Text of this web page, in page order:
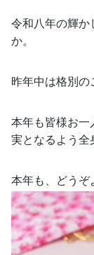
令和八年の輝か
か。
昨年中は格別の
本年も皆様お
実となるよう全
本年も、どうぞ